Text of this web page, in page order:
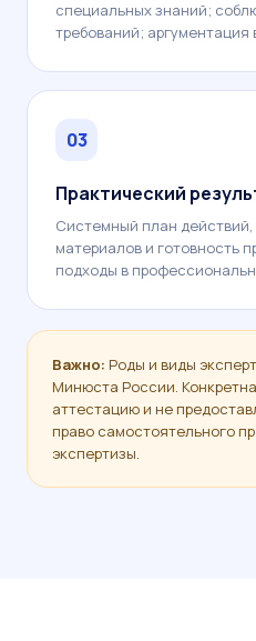
специальных знаний;
требований; аргументация
03
Практический
Системный план действий,
материалов и готовность
подходы в
Важно: Роды и виды
Минюста России.
аттестацию и не
право самостоятельного
экспертизы.